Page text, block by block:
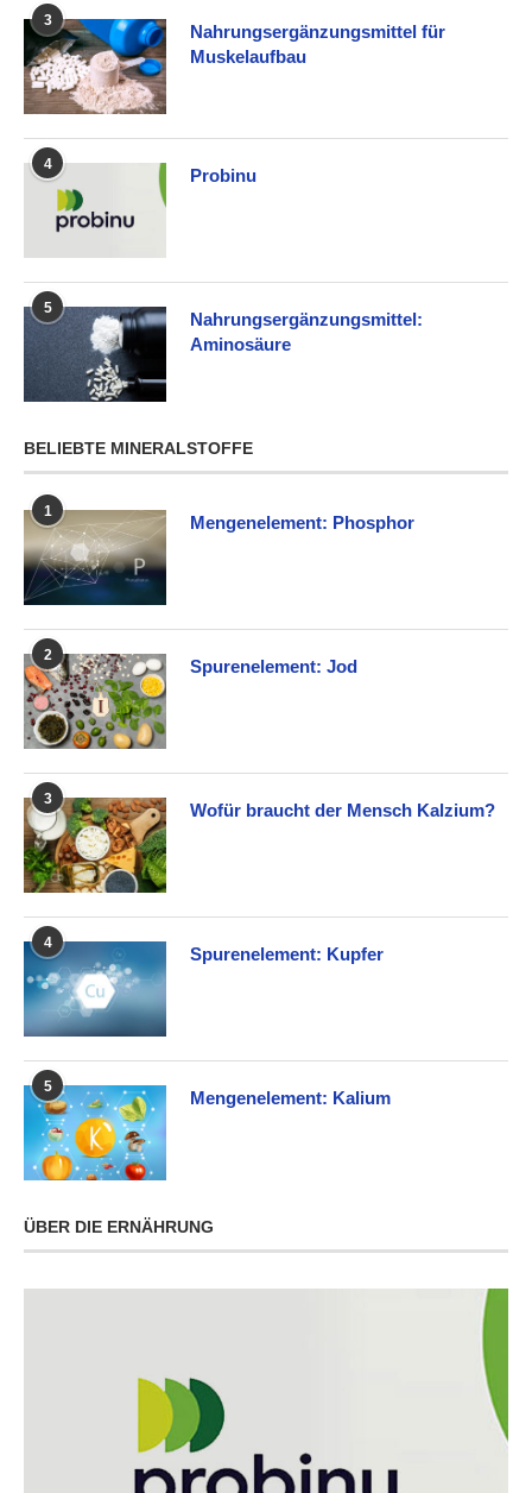
3
Nahrungsergänzungsmittel für
Muskelaufbau
4
Probinu
5
Nahrungsergänzungsmittel:
Aminosäure
BELIEBTE MINERALSTOFFE
1
Mengenelement: Phosphor
2
Spurenelement: Jod
3
Wofür braucht der Mensch Kalzium?
4
Spurenelement: Kupfer
5
Mengenelement: Kalium
ÜBER DIE ERNÄHRUNG